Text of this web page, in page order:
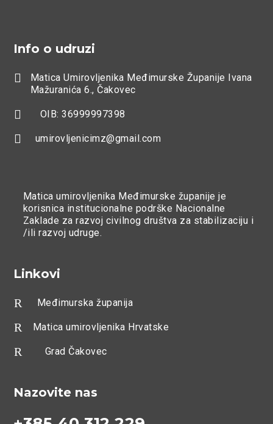
Info o udruzi

Matica Umirovljenika Međimurske Županije Ivana
Mažuranića 6., Čakovec
 OIB: 36999997398
 umirovljenicimz@gmail.com
Matica umirovljenika Međimurske županije je
korisnica institucionalne podrške Nacionalne
Zaklade za razvoj civilnog društva za stabilizaciju i
/ili razvoj udruge.
Linkovi
R Međimurska županija
R Matica umirovljenika Hrvatske
R Grad Čakovec
Nazovite nas